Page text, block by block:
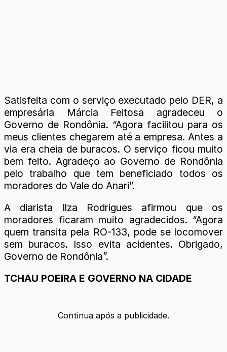
Satisfeita com o serviço executado pelo DER, a
empresária Márcia Feitosa agradeceu o
Governo de Rondônia. “Agora facilitou para os
meus clientes chegarem até a empresa. Antes a
via era cheia de buracos. O serviço ficou muito
bem feito. Agradeço ao Governo de Rondônia
pelo trabalho que tem beneficiado todos os
moradores do Vale do Anari”.
A diarista Ilza Rodrigues afirmou que os
moradores ficaram muito agradecidos. “Agora
quem transita pela RO-133, pode se locomover
sem buracos. Isso evita acidentes. Obrigado,
Governo de Rondônia”.
TCHAU POEIRA E GOVERNO NA CIDADE
Continua após a publicidade.